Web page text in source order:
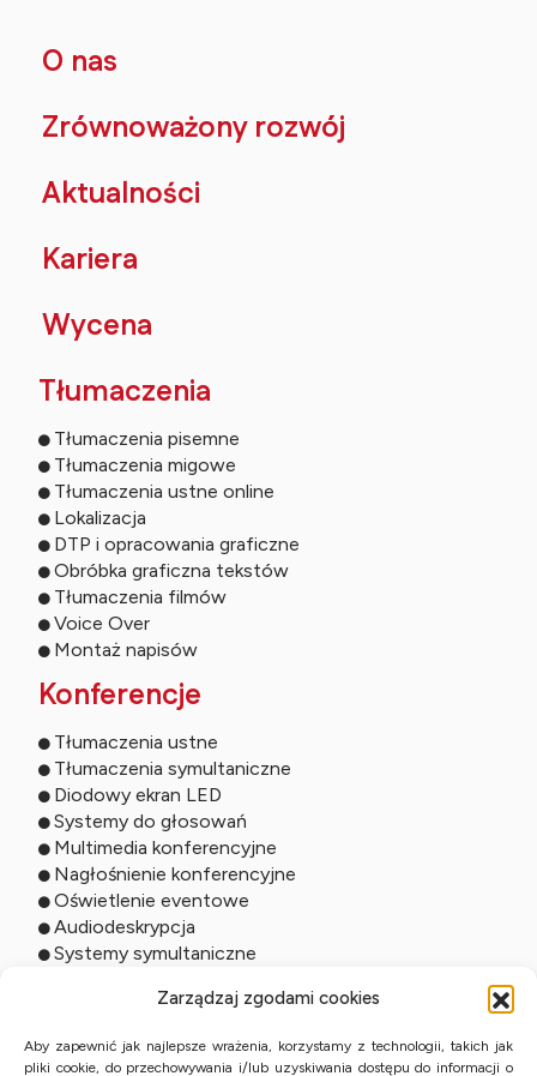
Zarządzaj zgodami cookies
Aby zapewnić jak najlepsze wrażenia, korzystamy z technologii, takich jak
pliki cookie, do przechowywania i/lub uzyskiwania dostępu do informacji o
O nas
Zrównoważony rozwój
Aktualności
Kariera
Wycena
Tłumaczenia
Tłumaczenia pisemne
Tłumaczenia migowe
Tłumaczenia ustne online
Lokalizacja
DTP i opracowania graficzne
Obróbka graficzna tekstów
Tłumaczenia filmów
Voice Over
Montaż napisów
Konferencje
Tłumaczenia ustne
Tłumaczenia symultaniczne
Diodowy ekran LED
Systemy do głosowań
Multimedia konferencyjne
Nagłośnienie konferencyjne
Oświetlenie eventowe
Audiodeskrypcja
Systemy symultaniczne
Usługi online
Tłumaczenia zdalne